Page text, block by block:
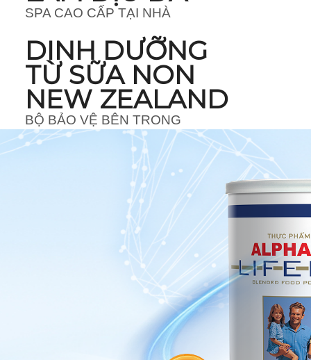
SPA CAO CẤP TẠI NHÀ
DINH DƯỠNG
TỪ SỮA NON
NEW ZEALAND
BỘ BẢO VỆ BÊN TRONG